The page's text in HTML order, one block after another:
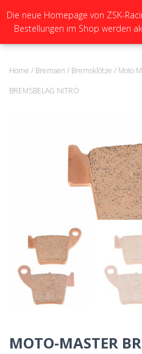
Home / Bremsen / Bremsklötze / Moto
BREMSBELAG NITRO
MOTO-MASTER
Die neue Homepage von ZSK-
Bestellungen im Shop werden